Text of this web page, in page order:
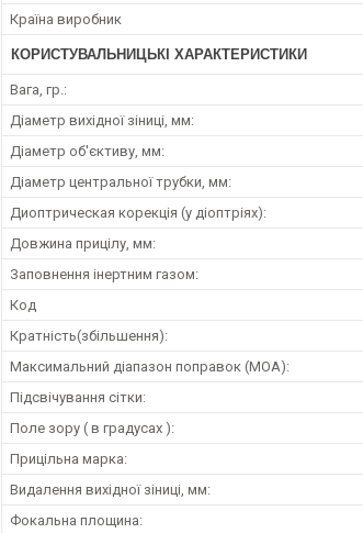
Країна виробник
КОРИСТУВАЛЬНИЦЬКІ ХАРАКТЕРИСТИКИ
Вага, гр.:
Діаметр вихідної зіниці, мм:
Діаметр об'єктиву, мм:
Діаметр центральної трубки, мм:
Диоптрическая корекція (у діоптріях):
Довжина прицілу, мм:
Заповнення інертним газом:
Код
Кратність(збільшення):
Максимальний діапазон поправок (MOA):
Підсвічування сітки:
Поле зору ( в градусах ):
Прицільна марка:
Видалення вихідної зіниці, мм:
Фокальна площина: